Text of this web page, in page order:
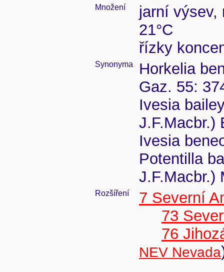
Množení
jarní výsev,
21°C
řízky
Synonyma
Horkelia
Gaz. 55:
Ivesia
J.F.Macbr.)
Ivesia
Potentilla
J.F.Macbr.)
Rozšíření
7 Severní
73
76
NEV Nevada